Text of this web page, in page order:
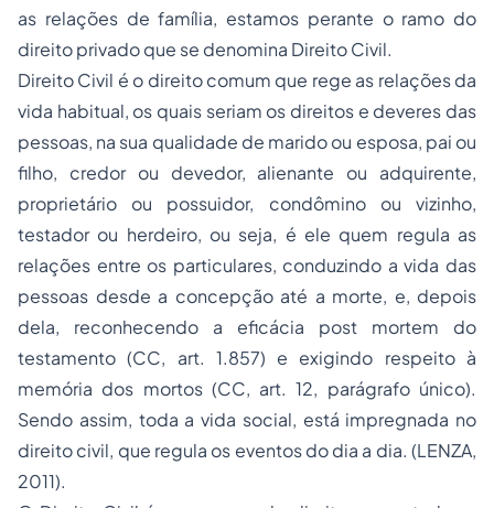
as relações de família, estamos perante o ramo do
direito privado que se denomina Direito Civil.
Direito Civil é o direito comum que rege as relações da
vida habitual, os quais seriam os direitos e deveres das
pessoas, na sua qualidade de marido ou esposa, pai ou
filho, credor ou devedor, alienante ou adquirente,
proprietário ou possuidor, condômino ou vizinho,
testador ou herdeiro, ou seja, é ele quem regula as
relações entre os particulares, conduzindo a vida das
pessoas desde a concepção até a morte, e, depois
dela, reconhecendo a eficácia post mortem do
testamento (CC, art. 1.857) e exigindo respeito à
memória dos mortos (CC, art. 12, parágrafo único).
Sendo assim, toda a vida social, está impregnada no
direito civil, que regula os eventos do dia a dia. (LENZA,
2011).